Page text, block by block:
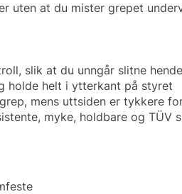
uten at du mister grepet
slik at du unngår slitne
holde helt i ytterkant på styret
mens uttsiden er tykkere
myke, holdbare og TÜV